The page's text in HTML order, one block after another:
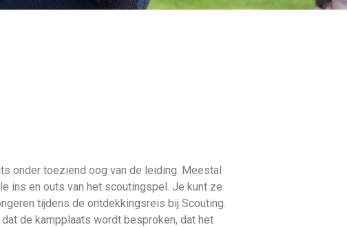
onder toeziend oog van de leiding. Meestal
ins en outs van het scoutingspel. Je kunt ze
tijdens de ontdekkingsreis bij Scouting.
de kampplaats wordt besproken, dat het